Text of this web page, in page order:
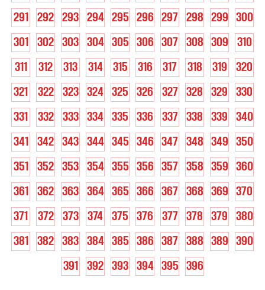
291
292 293 294 295 296 297 298 299
300
301
302 303 304 305 306 307 308 309
310
311
312 313 314 315 316 317 318 319
320
321
322 323 324 325 326 327 328 329
330
331
332 333 334 335 336 337 338 339
340
341
342 343 344 345 346 347 348 349
350
351
352 353 354 355 356 357 358 359
360
361
362 363 364 365 366 367 368 369
370
371
372 373 374 375 376 377 378 379
380
381
382 383 384 385 386 387 388 389
390
391
392 393 394 395 396